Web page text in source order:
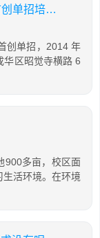
一所只有普高生的单招培训机构-成都首创单招培训学校
创单招，2014 年
华区昭觉寺横路 6
900多亩，校区面
活环境。在环境